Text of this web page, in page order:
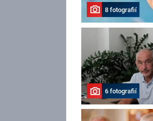
8 fotografií
6 fotografií